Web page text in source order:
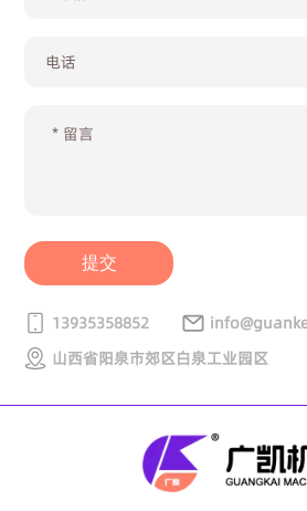
提交
13935358852
山西省阳泉市郊区白泉工业园区